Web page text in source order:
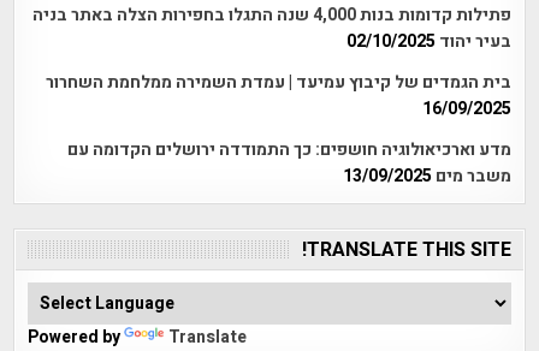
פתילות קדומות בנות 4,000 שנה התגלו בחפירות הצלה באתר בניה
בעיר יהוד 02/10/2025
בית הגמדים של קיבוץ עמיעד | עמדת השמירה ממלחמת השחרור
16/09/2025
מדע וארכיאולוגיה חושפים: כך התמודדה ירושלים הקדומה עם
משבר מים 13/09/2025
TRANSLATE THIS SITE!
Powered by Translate